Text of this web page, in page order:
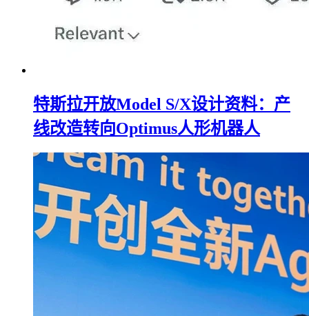
特斯拉开放Model S/X设计资料：产
线改造转向Optimus人形机器人